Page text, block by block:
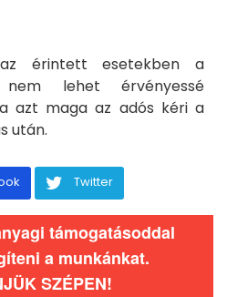
érintett esetekben a
lehet érvényessé
azt maga az adós kéri a
után.
Twitter
támogatásoddal
a munkánkat.
SZÉPEN!